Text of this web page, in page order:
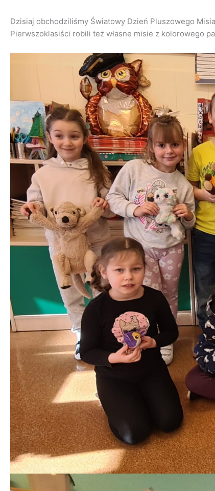
Dzisiaj obchodziliśmy Światowy Dzień Pluszowego
Pierwszoklasiści robili też własne misie z kolorowego